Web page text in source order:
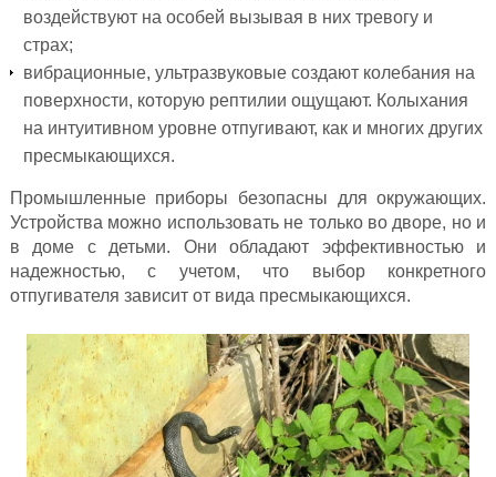
воздействуют на особей вызывая в них тревогу и
страх;
вибрационные, ультразвуковые создают колебания на
поверхности, которую рептилии ощущают. Колыхания
на интуитивном уровне отпугивают, как и многих других
пресмыкающихся.
Промышленные приборы безопасны для окружающих.
Устройства можно использовать не только во дворе, но и
в доме с детьми. Они обладают эффективностью и
надежностью, с учетом, что выбор конкретного
отпугивателя зависит от вида пресмыкающихся.